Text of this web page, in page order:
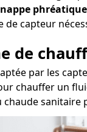
de capteur
de
par les
chauffer un
chaude